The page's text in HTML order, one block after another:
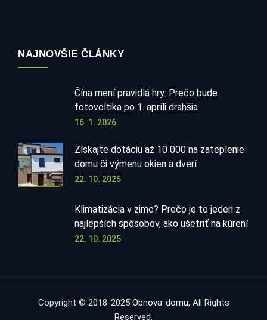
NAJNOVŠIE ČLÁNKY
Čína mení pravidlá hry: Prečo bude
fotovoltika po 1. apríli drahšia
16. 1. 2026
Získajte dotáciu až 10 000 na zateplenie
domu či výmenu okien a dverí
22. 10. 2025
Klimatizácia v zime? Prečo je to jeden z
najlepších spôsobov, ako ušetriť na kúrení
22. 10. 2025
Copyright © 2018-2025 Obnova-domu, All Rights
Reserved.